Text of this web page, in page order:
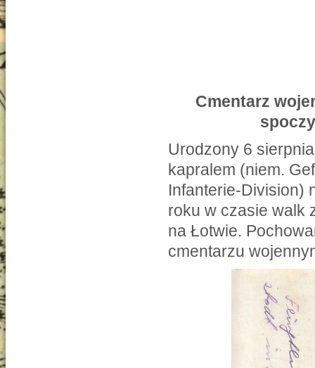
Cmentarz
Urodzony 6
kapralem (niem.
Infanterie-Division)
roku w czasie walk
na Łotwie.
cmentarzu